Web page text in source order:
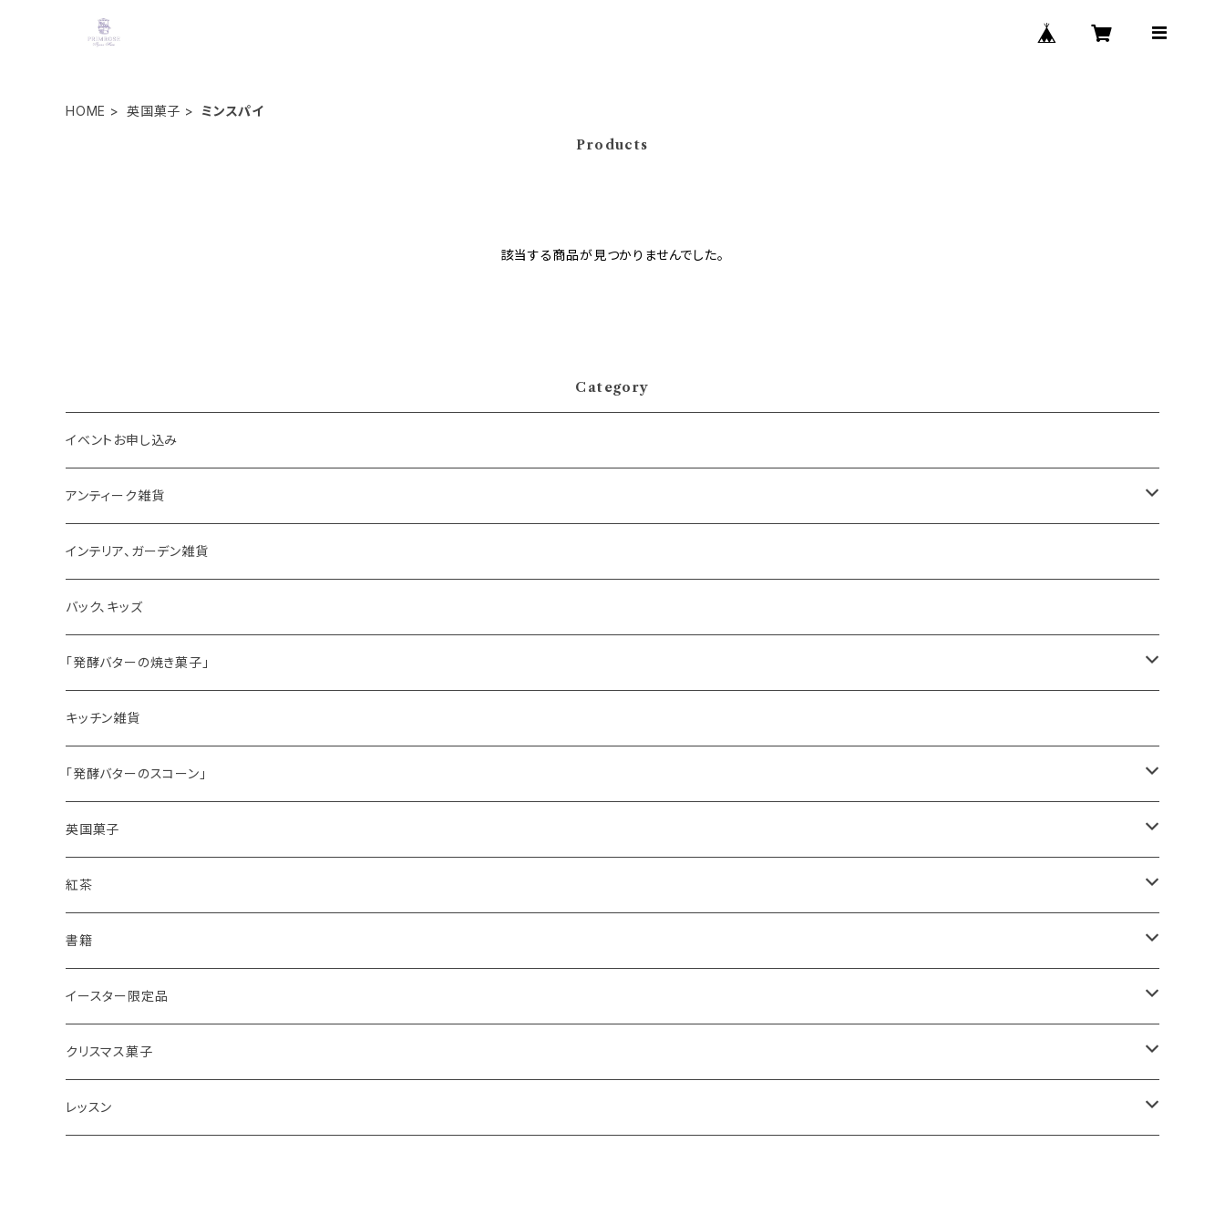
HOME 英国菓子 ミンスパイ
Products
該当する商品が見つかりませんでした。
Category
イベントお申し込み
アンティーク雑貨
ゼリーモールド
コンポート
ハマースレイ
インテリア、ガーデン雑貨
バック、キッズ
「発酵バターの焼き菓子」
バターサンドクッキー
シードケーキ
レモンドリズルケーキ
オーガニックラベンダー
ルバーブ
アールグレイ
いちご
キッチン雑貨
「発酵バターのスコーン」
プレーンスコーン
スコーンギフト
スコーンと紅茶のギフト
アールグレイティースコーン
チーズスコーン
オーガニックラベンダー
抹茶と小豆
栗のスコーン
英国菓子
レモンドリズルケーキ
バナナブレッド
ウエリッシュケーキ
ヴィクトリアサンドイッチケーキ
オレンジとポピーシードのケーキ
紅茶
アールグレイ
リーフ
ティーバッグ
セイロンティー
ディンブラ
ウバ
紅茶ギフト
紅茶・お菓子ギフト
薔薇の紅茶
書籍
インテリア
紅茶缶
本
イースター限定品
ビスケット・クッキー
アイシングクッキー
クリスマス菓子
ミンスパイ
レッスン